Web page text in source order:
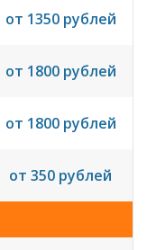
от 1350 рублей
от 1800 рублей
от 1800 рублей
от 350 рублей